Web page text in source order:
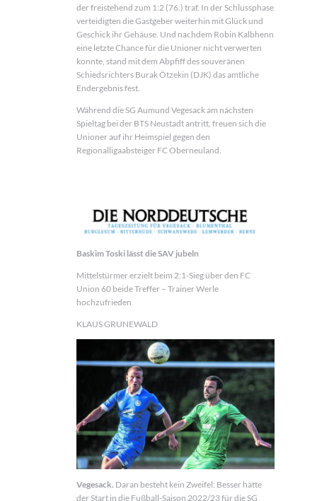
der freistehend zum 1:2 (76.) traf. In der Schlussphase
verteidigten die Gastgeber weiterhin mit Glück und
Geschick ihr Gehäuse. Und nachdem Robin Kalbhenn
eine letzte Chance für die Unioner nicht verwerten
konnte, stand mit dem Abpfiff des souveränen
Schiedsrichters Burak Ötzekin (DJK) das amtliche
Endergebnis fest.
Während die SG Aumund Vegesack am nächsten
Spieltag bei der BTS Neustadt antritt, freuen sich die
Unioner auf ihr Heimspiel gegen den
Regionalligaabsteiger FC Oberneuland.
Baskim Toski lässt die SAV jubeln
Mittelstürmer erzielt beim 2:1-Sieg über den FC
Union 60 beide Treffer – Trainer Werle
hochzufrieden
KLAUS GRUNEWALD
Vegesack. Daran besteht kein Zweifel: Besser hätte
der Start in die Fußball-Saison 2022/23 für die SG